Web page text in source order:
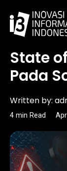
content
Article
State
Pada
Written by:
4 min Read